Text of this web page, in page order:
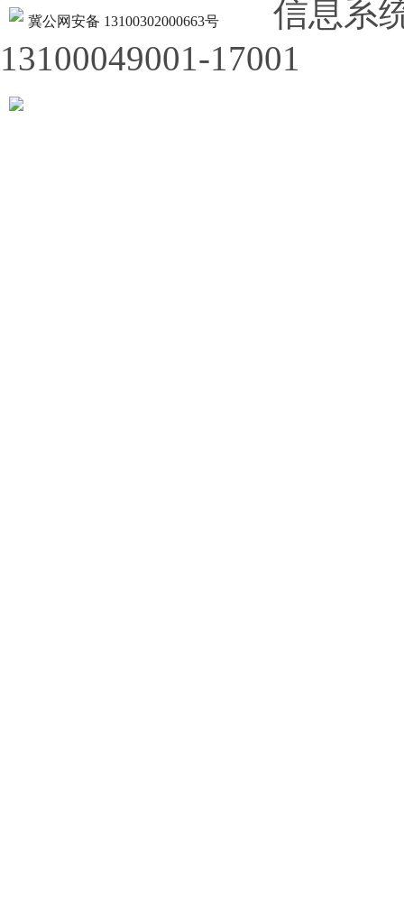
冀公网安备 13100302000663号
信息系
13100049001-17001